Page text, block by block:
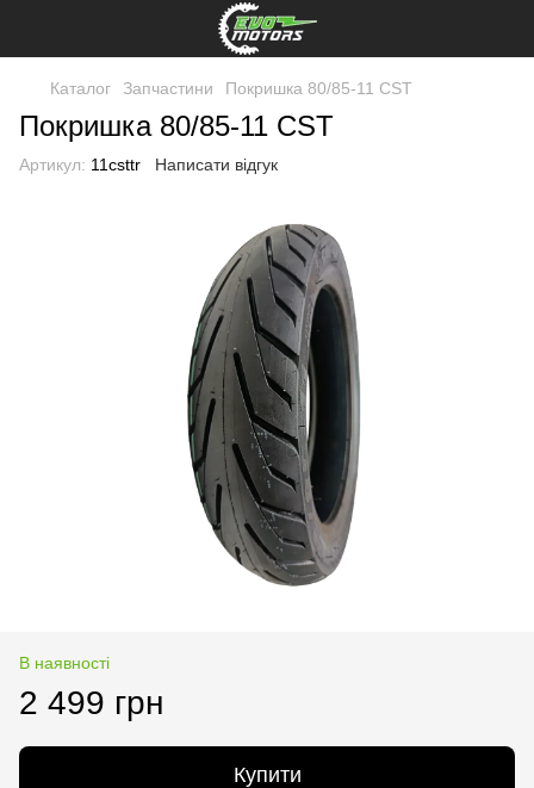
Каталог Запчастини Покришка 80/85-11 CST
Покришка 80/85-11 CST
Артикул: 11csttr Написати відгук
В наявності
2 499 грн
Купити